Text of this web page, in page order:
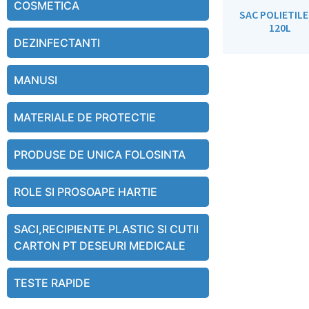
COSMETICA
DEZINFECTANTI
MANUSI
MATERIALE DE PROTECTIE
PRODUSE DE UNICA FOLOSINTA
ROLE SI PROSOAPE HARTIE
SACI,RECIPIENTE PLASTIC SI CUTII
CARTON PT DESEURI MEDICALE
TESTE RAPIDE
SAC
120L